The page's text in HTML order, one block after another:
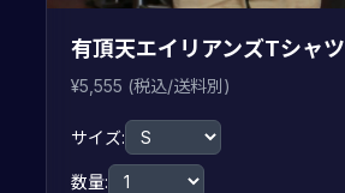
有頂天エイリアンズTシャツ
¥5,555 (税込/送料別)
サイズ:
数量: